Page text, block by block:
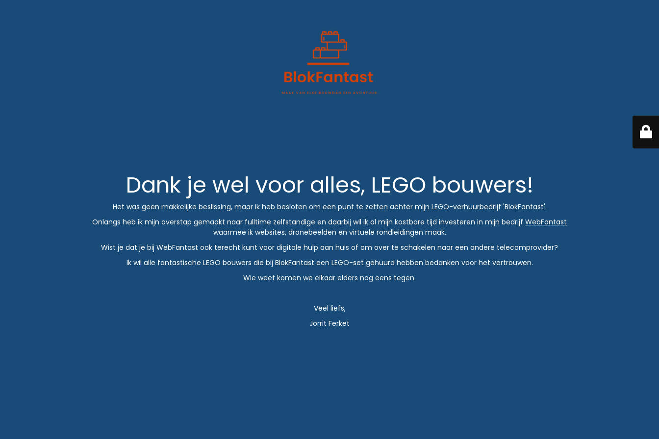
Dank je wel voor alles, LEGO bouwers!
Het was geen makkelijke beslissing, maar ik heb besloten om een punt te zetten achter mijn LEGO-verhuurbedrijf 'BlokFantast'.
Onlangs heb ik mijn overstap gemaakt naar fulltime zelfstandige en daarbij wil ik al mijn kostbare tijd investeren in mijn bedrijf WebFantast
waarmee ik websites, dronebeelden en virtuele rondleidingen maak.
Wist je dat je bij WebFantast ook terecht kunt voor digitale hulp aan huis of om over te schakelen naar een andere telecomprovider?
Ik wil alle fantastische LEGO bouwers die bij BlokFantast een LEGO-set gehuurd hebben bedanken voor het vertrouwen.
Wie weet komen we elkaar elders nog eens tegen.
Veel liefs,
Jorrit Ferket